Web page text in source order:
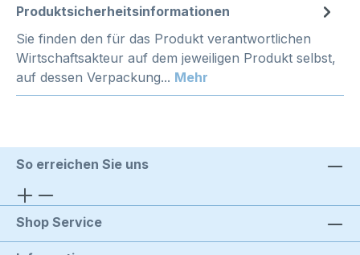
Produktsicherheitsinformationen
Sie finden den für das Produkt verantwortlichen
Wirtschaftsakteur auf dem jeweiligen Produkt selbst,
auf dessen Verpackung... Mehr
So erreichen Sie uns
Shop Service